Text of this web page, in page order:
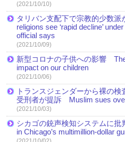
(2021/10/10)
タリバン支配下で宗教的少数
religions see ‘rapid decline’
official says
(2021/10/09)
新型コロナの子供への影響
impact on our children
(2021/10/06)
トランスジェンダーから裸の
受刑者が提訴 Muslim sues
(2021/10/03)
シカゴの銃声検知システムに
in Chicago’s multimillion-dollar